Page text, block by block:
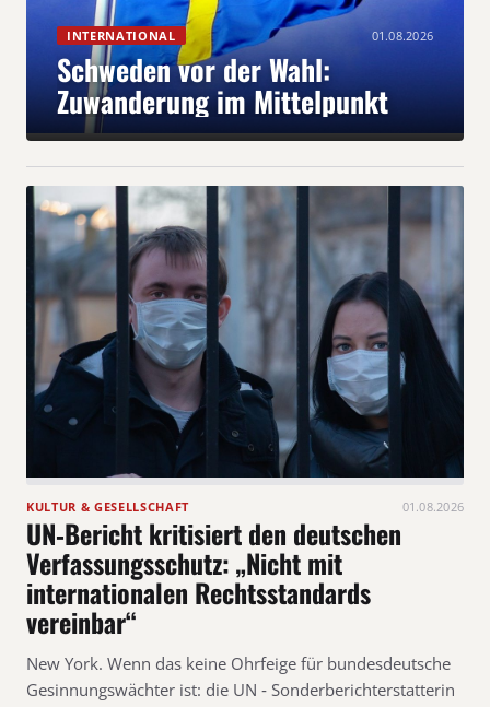
INTERNATIONAL 01.08.2026
Schweden vor der Wahl:
Zuwanderung im Mittelpunkt
KULTUR & GESELLSCHAFT 01.08.2026
UN‑Bericht kritisiert den deutschen
Verfassungsschutz: „Nicht mit
internationalen Rechtsstandards
vereinbar“
New York. Wenn das keine Ohrfeige für bundesdeutsche
Gesinnungswächter ist: die UN ‑ Sonderberichterstatterin